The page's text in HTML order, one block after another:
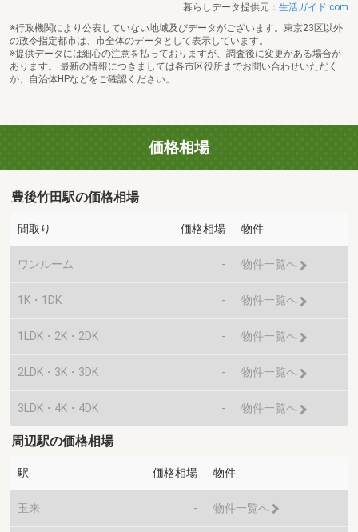
暮らしデータ提供元： 生活ガイド.com
※行政機関により公表していない地域及びデータがございます。東京23区以外
の政令指定都市は、市全体のデータとして表示しています。
※提供データには細心の注意を払っておりますが、調査後に変更がある場合が
あります。 最新の情報につきましては各市区役所までお問い合わせいただく
か、自治体HPなどをご確認ください。
価格相場
豊後竹田駅の価格相場
間取り 価格相場 物件
ワンルーム - 物件一覧へ
1K・1DK - 物件一覧へ
1LDK・2K・2DK - 物件一覧へ
2LDK・3K・3DK - 物件一覧へ
3LDK・4K・4DK - 物件一覧へ
周辺駅の価格相場
駅 価格相場 物件
玉来 - 物件一覧へ